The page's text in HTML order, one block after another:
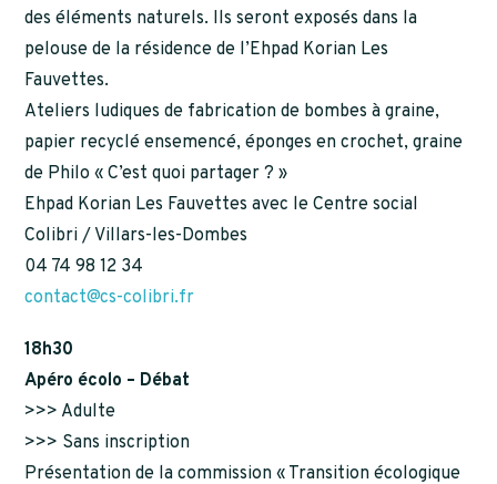
des éléments naturels. Ils seront exposés dans la
pelouse de la résidence de l’Ehpad Korian Les
Fauvettes.
Ateliers ludiques de fabrication de bombes à graine,
papier recyclé ensemencé, éponges en crochet, graine
de Philo « C’est quoi partager ? »
Ehpad Korian Les Fauvettes avec le Centre social
Colibri / Villars-les-Dombes
04 74 98 12 34
contact@cs-colibri.fr
18h30
Apéro écolo – Débat
>>> Adulte
>>> Sans inscription
Présentation de la commission « Transition écologique